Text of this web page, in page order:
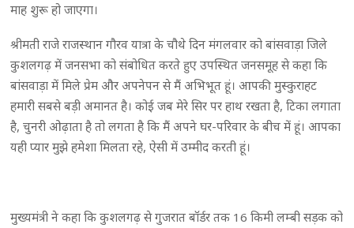
माह शुरू हो जाएगा।
श्रीमती राजे राजस्थान गौरव यात्रा के चौथे दिन मंगलवार को बांसवाड़ा जिले
कुशलगढ़ में जनसभा को संबोधित करते हुए उपस्थित जनसमूह से कहा कि
बांसवाड़ा में मिले प्रेम और अपनेपन से मैं अभिभूत हूं। आपकी मुस्कुराहट
हमारी सबसे बड़ी अमानत है। कोई जब मेरे सिर पर हाथ रखता है, टिका लगाता
है, चुनरी ओढ़ाता है तो लगता है कि मैं अपने घर-परिवार के बीच में हूं। आपका
यही प्यार मुझे हमेशा मिलता रहे, ऐसी में उम्मीद करती हूं।
मुख्यमंत्री ने कहा कि कुशलगढ़ से गुजरात बॉर्डर तक 16 किमी लम्बी सड़क को